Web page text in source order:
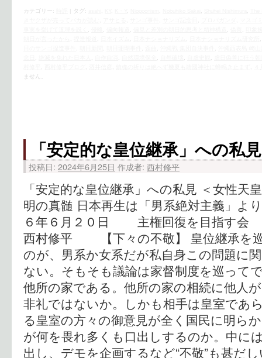
カテゴリー: タグ: , , , , , ,
, , , , ,
, , , , ,
, , , ,
, , , , ,
, , , , , ,
, , , ,
ません。
「安定的な皇位継承」への私見
投稿日: 2024年6月25日 作成者: 西村修平
「安定的な皇位継承」への私見 ＜女性天
明の真髄 日本再生は「男系絶対主義」よ
６年６月２０日 主権回復を目指
西村修平 【下々の不敬】 皇位継承を
のが、男系か女系だが私自身この問題に
ない。そもそも議論は家督制度を巡って
他所の家である。他所の家の相続に他人
非礼ではないか。しかも相手は皇室であ
る皇室の方々の御意見が全く国民に明ら
が何を畏れ多くも口出しするのか。中に
出し、デモを企画するなど“不敬”も甚だ